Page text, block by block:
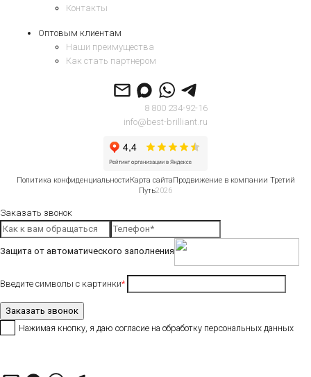
Контакты
Оптовым клиентам
Наши преимущества
Как стать партнером
8 800 234-92-16
info@best-brilliant.ru
Политика конфиденциальностиКарта сайтаПродвижение в компании Третий
Путь2026
Заказать звонок
Защита от автоматического заполнения
Введите символы с картинки*
Нажимая кнопку, я даю согласие на обработку персональных данных